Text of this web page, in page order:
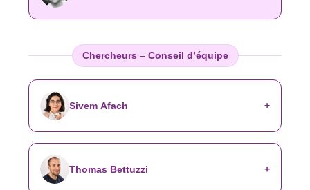
Chercheurs – Conseil d’équipe
Sivem Afach
Thomas Bettuzzi